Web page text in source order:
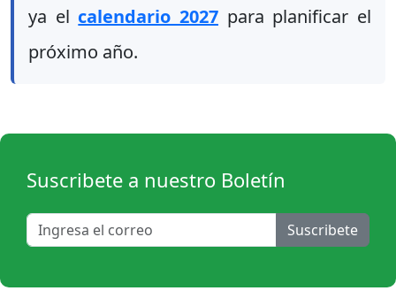
ya el calendario 2027 para planificar el
próximo año.
Suscribete a nuestro Boletín
Suscribete